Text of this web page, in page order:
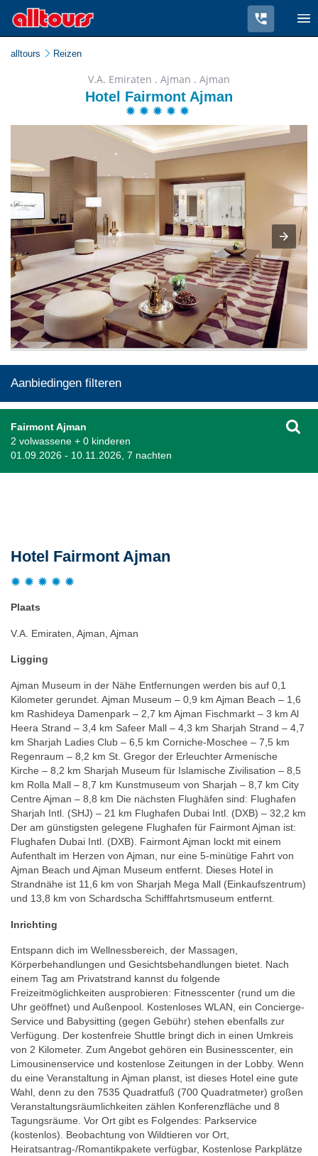
alltours Reizen
V.A. Emiraten . Ajman . Ajman
Hotel Fairmont Ajman
Aanbiedingen filteren
Fairmont Ajman
2 volwassene + 0 kinderen
01.09.2026 - 10.11.2026, 7 nachten
Hotel Fairmont Ajman
Plaats
V.A. Emiraten, Ajman, Ajman
Ligging
Ajman Museum in der Nähe Entfernungen werden bis auf 0,1
Kilometer gerundet. Ajman Museum – 0,9 km Ajman Beach – 1,6
km Rashideya Damenpark – 2,7 km Ajman Fischmarkt – 3 km Al
Heera Strand – 3,4 km Safeer Mall – 4,3 km Sharjah Strand – 4,7
km Sharjah Ladies Club – 6,5 km Corniche-Moschee – 7,5 km
Regenraum – 8,2 km St. Gregor der Erleuchter Armenische
Kirche – 8,2 km Sharjah Museum für Islamische Zivilisation – 8,5
km Rolla Mall – 8,7 km Kunstmuseum von Sharjah – 8,7 km City
Centre Ajman – 8,8 km Die nächsten Flughäfen sind: Flughafen
Sharjah Intl. (SHJ) – 21 km Flughafen Dubai Intl. (DXB) – 32,2 km
Der am günstigsten gelegene Flughafen für Fairmont Ajman ist:
Flughafen Dubai Intl. (DXB). Fairmont Ajman lockt mit einem
Aufenthalt im Herzen von Ajman, nur eine 5-minütige Fahrt von
Ajman Beach und Ajman Museum entfernt. Dieses Hotel in
Strandnähe ist 11,6 km von Sharjah Mega Mall (Einkaufszentrum)
und 13,8 km von Schardscha Schifffahrtsmuseum entfernt.
Inrichting
Entspann dich im Wellnessbereich, der Massagen,
Körperbehandlungen und Gesichtsbehandlungen bietet. Nach
einem Tag am Privatstrand kannst du folgende
Freizeitmöglichkeiten ausprobieren: Fitnesscenter (rund um die
Uhr geöffnet) und Außenpool. Kostenloses WLAN, ein Concierge-
Service und Babysitting (gegen Gebühr) stehen ebenfalls zur
Verfügung. Der kostenfreie Shuttle bringt dich in einen Umkreis
von 2 Kilometer. Zum Angebot gehören ein Businesscenter, ein
Limousinenservice und kostenlose Zeitungen in der Lobby. Wenn
du eine Veranstaltung in Ajman planst, ist dieses Hotel eine gute
Wahl, denn zu den 7535 Quadratfuß (700 Quadratmeter) großen
Veranstaltungsräumlichkeiten zählen Konferenzfläche und 8
Tagungsräume. Vor Ort gibt es Folgendes: Parkservice
(kostenlos). Beobachtung von Wildtieren vor Ort,
Heiratsantrag-/Romantikpakete verfügbar, Kostenlose Parkplätze